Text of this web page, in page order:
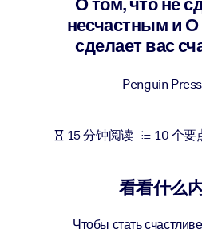
将简短且经过验证的知识引入您的
面向企业图书馆
用值得信赖且即插即用的商业知识
利用可靠、结构化的知识为您的
несчастным и О
сделает вас
Penguin Press
15 分钟阅读 10 个要
看看什么
Чтобы стать